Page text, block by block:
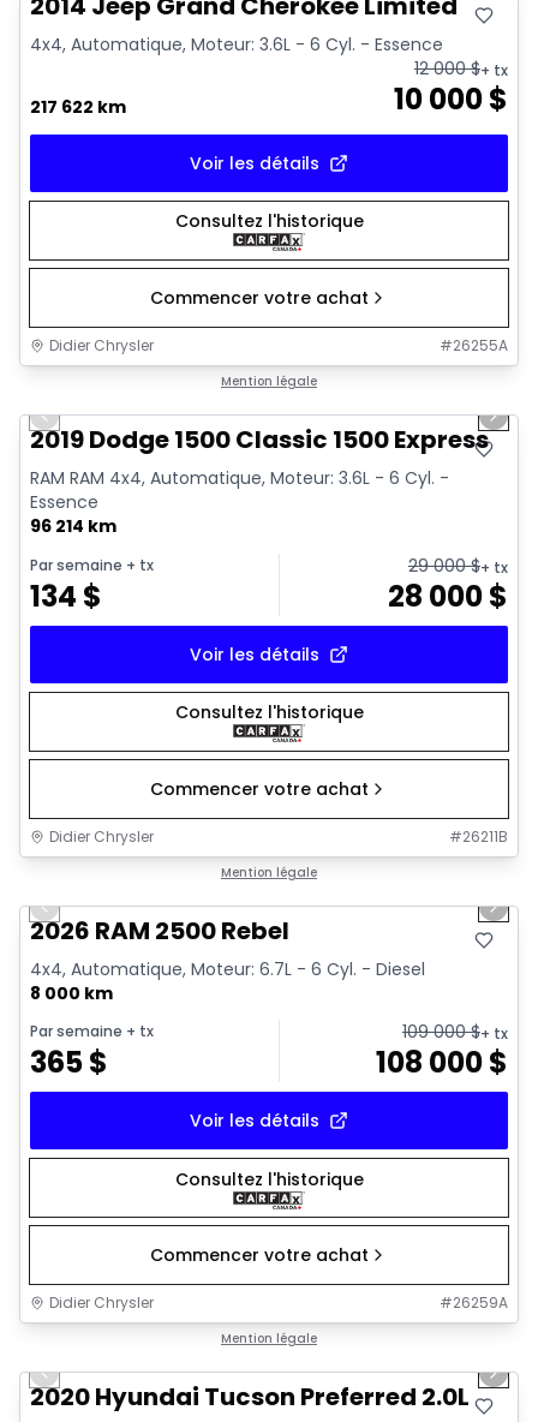
4x4, Automatique, Moteur: 3.6L - 6 Cyl. - Essence
217 622 km 10 000$
12 000$+ tx
Voir les détails
Consultez l'historique
Commencer votre achat
Didier Chrysler #26255A
Mention légale
Previous slide Next
2019 Dodge 1500 Classic 1500 Express
RAM RAM 4x4, Automatique, Moteur: 3.6L - 6 Cyl. -
Essence
96 214 km
Par semaine + tx
134 $
29 000$+ tx
28 000$
Voir les détails
Consultez l'historique
Commencer votre achat
Didier Chrysler #26211B
Mention légale
Previous slide Next
2026 RAM 2500 Rebel
4x4, Automatique, Moteur: 6.7L - 6 Cyl. - Diesel
8 000 km
Par semaine + tx
365$
109 000$+ tx
108 000$
Voir les détails
Consultez l'historique
Commencer votre achat
Didier Chrysler #26259A
Mention légale
Previous slide Next
2020 Hyundai Tucson Preferred 2.0L